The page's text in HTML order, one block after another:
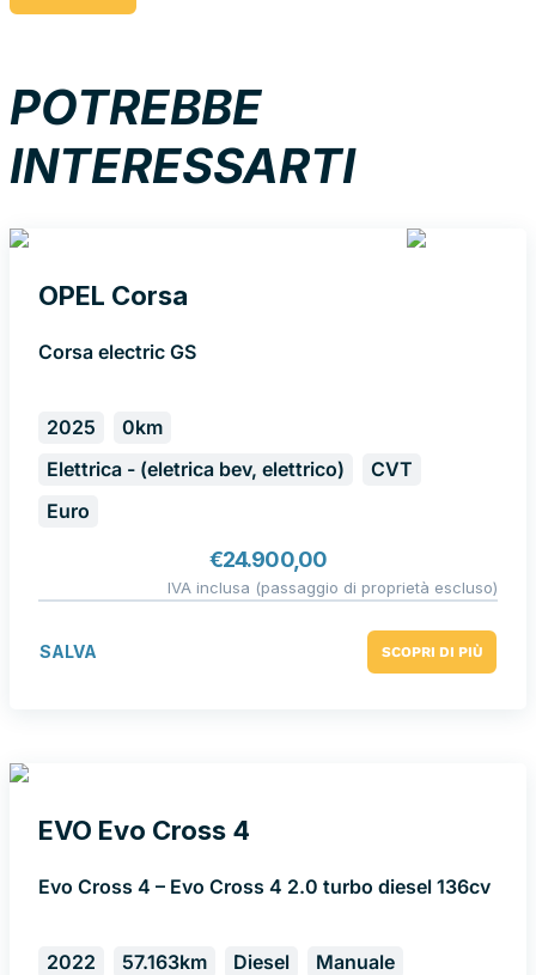
POTREBBE
INTERESSARTI
OPEL Corsa
Corsa electric GS
2025
0km
Elettrica - (eletrica bev, elettrico)
CVT
Euro
€24.900,00
IVA inclusa (passaggio di proprietà escluso)
SALVA SCOPRI DI PIÙ
EVO Evo Cross 4
Evo Cross 4 – Evo Cross 4 2.0 turbo diesel 136cv
2022 57.163km Diesel
Manuale